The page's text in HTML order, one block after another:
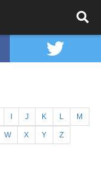
J K L M
W X Y Z